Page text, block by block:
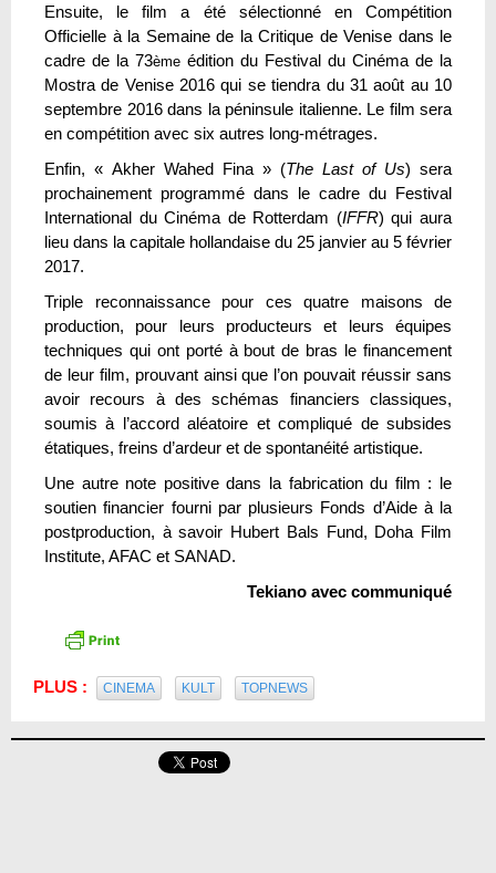
Ensuite, le film a été sélectionné en Compétition
Officielle à la Semaine de la Critique de Venise dans le
cadre de la 73ème édition du Festival du Cinéma de la
Mostra de Venise 2016 qui se tiendra du 31 août au 10
septembre 2016 dans la péninsule italienne. Le film sera
en compétition avec six autres long-métrages.
Enfin, « Akher Wahed Fina » (The Last of Us) sera
prochainement programmé dans le cadre du Festival
International du Cinéma de Rotterdam (IFFR) qui aura
lieu dans la capitale hollandaise du 25 janvier au 5 février
2017.
Triple reconnaissance pour ces quatre maisons de
production, pour leurs producteurs et leurs équipes
techniques qui ont porté à bout de bras le financement
de leur film, prouvant ainsi que l’on pouvait réussir sans
avoir recours à des schémas financiers classiques,
soumis à l’accord aléatoire et compliqué de subsides
étatiques, freins d’ardeur et de spontanéité artistique.
Une autre note positive dans la fabrication du film : le
soutien financier fourni par plusieurs Fonds d’Aide à la
postproduction, à savoir Hubert Bals Fund, Doha Film
Institute, AFAC et SANAD.
Tekiano avec communiqué
PLUS : CINEMA KULT TOPNEWS